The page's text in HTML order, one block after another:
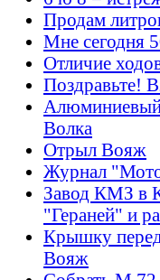
Продам
Мне сегодня
Отличие
Поздравьте!
Алюминиевый
Волка
Отрыл Вояж
Журнал
Завод КМЗ в
"Гераней" и
Крышку
Вояж